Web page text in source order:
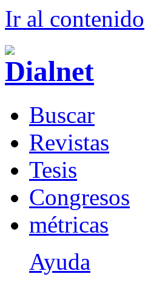
Ir al contenido
Buscar
Revistas
Tesis
Congresos
métricas
Ayuda